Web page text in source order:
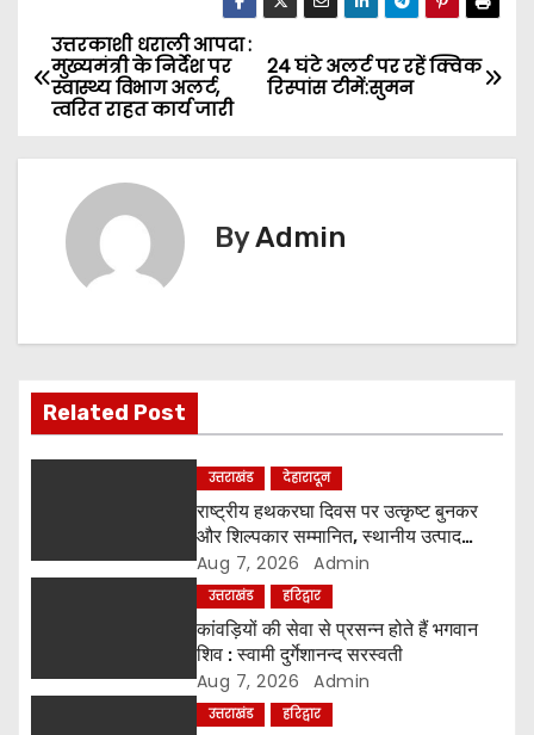
P
o
s
v
g
t
n
24 घंटे अलर्ट पर रहें क्विक
रिस्पांस टीमें:सुमन
उत्तरकाशी धराली आपदा :
मुख्यमंत्री के निर्देश पर
स्वास्थ्य विभाग अलर्ट,
त्वरित राहत कार्य जारी
ByAdmin
Related Post
उत्तराखंड देहारादून
राष्ट्रीय हथकरघा दिवस पर उत्कृष्ट बुनकर
और शिल्पकार सम्मानित, स्थानीय उत्पाद
अपनाने का आह्वान
Aug 7, 2026 Admin
उत्तराखंड हरिद्वार
कांवड़ियों की सेवा से प्रसन्न होते हैं भगवान
शिव : स्वामी दुर्गेशानन्द सरस्वती
Aug 7, 2026 Admin
उत्तराखंड हरिद्वार